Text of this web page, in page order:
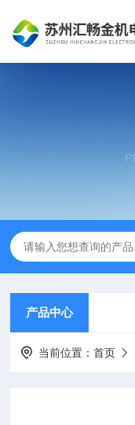
产品中心
当前位置：首页